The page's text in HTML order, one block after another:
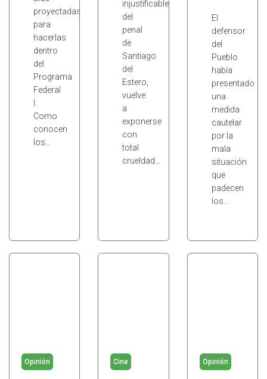
proyectadas
para
hacerlas
dentro
del
Programa
Federal
Como
conocen
los…
injustificables
del
penal
de
Santiago
del
Estero,
vuelve
a
exponerse
con
total
crueldad…
El
defensor
del
Pueblo
había
presentado
una
medida
cautelar
por la
mala
situación
que
padecen
los…
Opinión Cine Opinión